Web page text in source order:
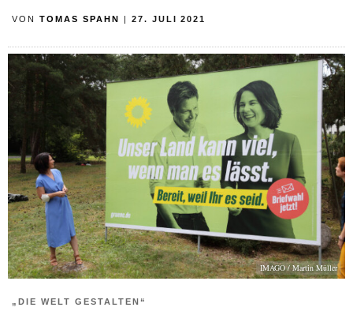
VON TOMAS SPAHN | 27. JULI 2021
IMAGO / Martin Müller
„DIE WELT GESTALTEN“